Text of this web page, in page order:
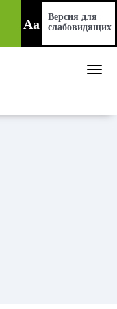
Aa
Версия для
слабовидящих